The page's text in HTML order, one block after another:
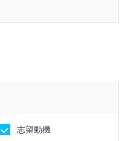
志望動機